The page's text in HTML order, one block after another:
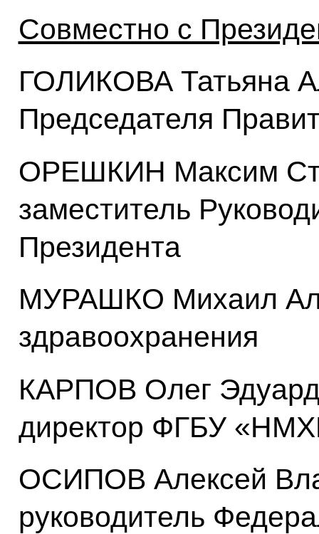
Совместно с
ГОЛИКОВА Татьяна
Председателя
ОРЕШКИН Максим
заместитель
Президента
МУРАШКО Михаил
здравоохранения
КАРПОВ Олег
директор ФГБУ
ОСИПОВ Алексей
руководитель